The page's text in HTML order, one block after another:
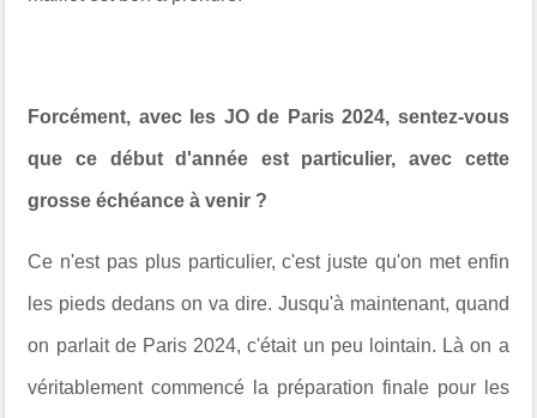
Forcément, avec les JO de Paris 2024, sentez-vous
que ce début d'année est particulier, avec cette
grosse échéance à venir ?
Ce n'est pas plus particulier, c'est juste qu'on met enfin
les pieds dedans on va dire. Jusqu'à maintenant, quand
on parlait de Paris 2024, c'était un peu lointain. Là on a
véritablement commencé la préparation finale pour les